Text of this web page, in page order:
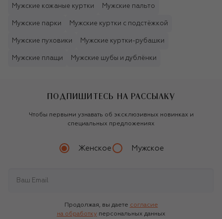
Мужские кожаные куртки Мужские пальто
Мужские парки Мужские куртки с подстёжкой
Мужские пуховики Мужские куртки-рубашки
Мужские плащи Мужские шубы и дублёнки
ПОДПИШИТЕСЬ НА РАССЫЛКУ
Чтобы первыми узнавать об эксклюзивных новинках и
специальных предложениях
Женское Мужское
Продолжая, вы даете согласие
на обработку персональных данных